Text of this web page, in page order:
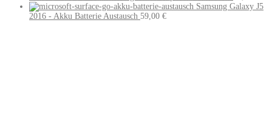
Samsung Galaxy J5
2016 - Akku Batterie Austausch 59,00 €